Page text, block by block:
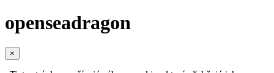
openseadragon
×